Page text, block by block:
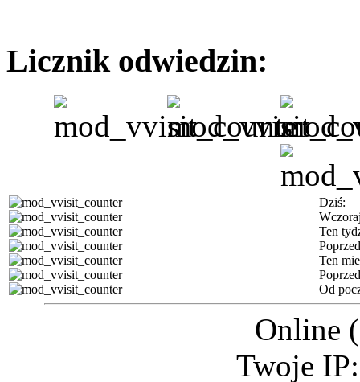
Licznik odwiedzin:
Dziś:
Ten
Ten
Od
Online
Twoje